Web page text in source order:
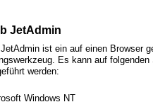
JetAdmin
JetAdmin ist ein auf einen Browser
Es kann auf
werden:
Windows NT